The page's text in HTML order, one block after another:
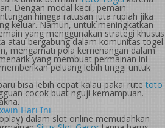
Dengan modal kecil, pemain
hingga ratusan juta rupiah jika
keluar. Namun, untuk meningkatkan
yang menggunakan strategi khusus
atau bergabung dalam komunitas togel.
mengamati pola kemenangan dalam
yang membuat permainan ini
peluang lebih tinggi untuk
bisa lebih cepat kalau pakai rutetoto
cocok buat nguji kemampuan.
Hari Ini
dalam slot online memudahkan